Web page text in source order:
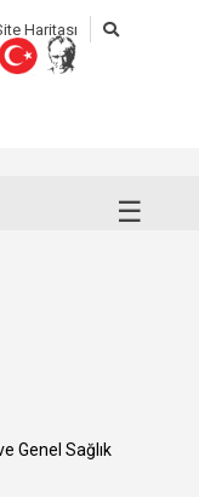
Haritası
☰
Genel Sağlık